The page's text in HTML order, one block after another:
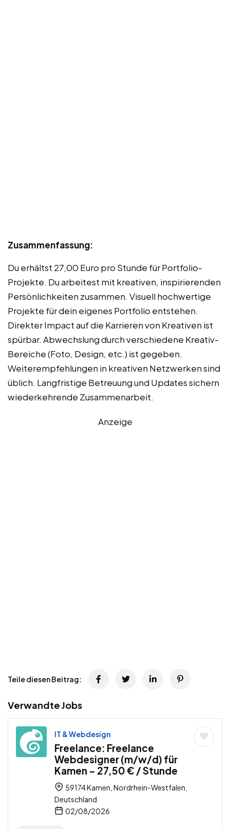
Zusammenfassung:
Du erhältst 27,00 Euro pro Stunde für Portfolio-
Projekte. Du arbeitest mit kreativen, inspirierenden
Persönlichkeiten zusammen. Visuell hochwertige
Projekte für dein eigenes Portfolio entstehen.
Direkter Impact auf die Karrieren von Kreativen ist
spürbar. Abwechslung durch verschiedene Kreativ-
Bereiche (Foto, Design, etc.) ist gegeben.
Weiterempfehlungen in kreativen Netzwerken sind
üblich. Langfristige Betreuung und Updates sichern
wiederkehrende Zusammenarbeit.
Anzeige
Teile diesen Beitrag:
Verwandte Jobs
IT & Webdesign
Freelance: Freelance
Webdesigner (m/w/d) für
Kamen – 27,50 € / Stunde
59174 Kamen, Nordrhein-Westfalen,
Deutschland
02/08/2026